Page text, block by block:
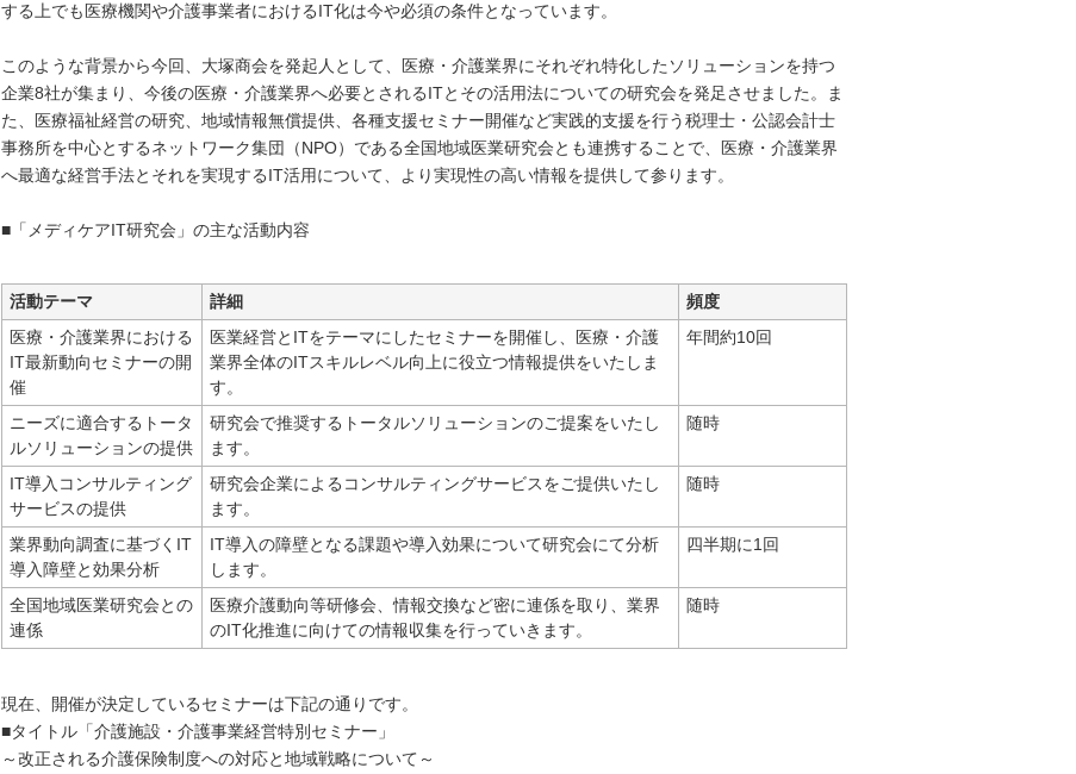
する上でも医療機関や介護事業者におけるIT化は今や必須の条件となっています。
このような背景から今回、大塚商会を発起人として、医療・介護業界にそれぞれ特化したソリューションを持つ
企業8社が集まり、今後の医療・介護業界へ必要とされるITとその活用法についての研究会を発足させました。ま
た、医療福祉経営の研究、地域情報無償提供、各種支援セミナー開催など実践的支援を行う税理士・公認会計士
事務所を中心とするネットワーク集団（NPO）である全国地域医業研究会とも連携することで、医療・介護業界
へ最適な経営手法とそれを実現するIT活用について、より実現性の高い情報を提供して参ります。
■「メディケアIT研究会」の主な活動内容
活動テーマ 詳細
頻度
医療・介護業界における
IT最新動向セミナーの開
催
医業経営とITをテーマにしたセミナーを開催し、医療・介護
業界全体のITスキルレベル向上に役立つ情報提供をいたしま
す。
年間約10回
ニーズに適合するトータ
ルソリューションの提供
研究会で推奨するトータルソリューションのご提案をいたし
ます。
随時
IT導入コンサルティング
サービスの提供
研究会企業によるコンサルティングサービスをご提供いたし
ます。
随時
業界動向調査に基づくIT
導入障壁と効果分析
IT導入の障壁となる課題や導入効果について研究会にて分析
します。
四半期に1回
全国地域医業研究会との
連係
医療介護動向等研修会、情報交換など密に連係を取り、業界
のIT化推進に向けての情報収集を行っていきます。
随時
現在、開催が決定しているセミナーは下記の通りです。
■タイトル「介護施設・介護事業経営特別セミナー」
～改正される介護保険制度への対応と地域戦略について～